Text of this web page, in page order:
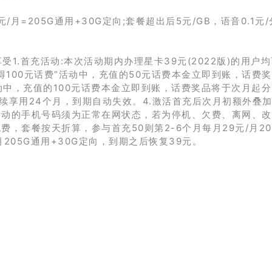
=205G通用+30G定向;套餐超出后5元/GB，语音0.1元/
1.首充活动:本次活动期内办理星卡39元(2022版)的用户均
元话费”活动中，充值的50元话费本金立即到账，话费
，充值的100元话费本金立即到账，话费奖品将于次月起分
用24个月，到期自动失效。4.激活首充后次月初额外叠
的手机号码须为正常在网状态，若为停机、欠费、离网、
，套餐按天折算，参与首充50则第2-6个月每月29元/月
通用+30G定向，到期之后恢复39元。